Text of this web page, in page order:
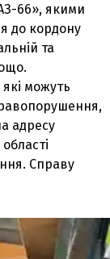
66», якими
до кордону
та
можуть
адресу
Справу